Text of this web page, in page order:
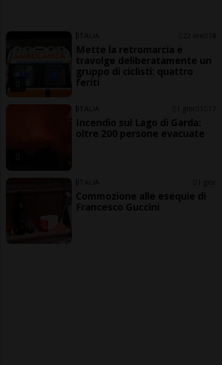
ITALIA 22 ore 18
Mette la retromarcia e
travolge deliberatamente un
gruppo di ciclisti: quattro
feriti
ITALIA 1 gior 1 17
Incendio sul Lago di Garda:
oltre 200 persone evacuate
ITALIA 1 gior
Commozione alle esequie di
Francesco Guccini